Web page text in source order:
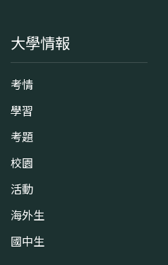
大學情報
考情
學習
考題
校園
活動
海外生
國中生